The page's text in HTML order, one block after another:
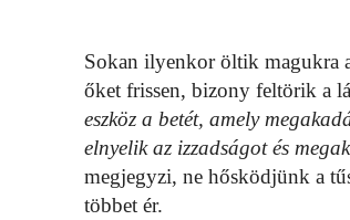
Sokan ilyenkor öltik magukra
őket frissen, bizony feltörik a
eszköz a betét, amely
elnyelik az izzadságot és
megjegyzi, ne hősködjünk a
többet ér.